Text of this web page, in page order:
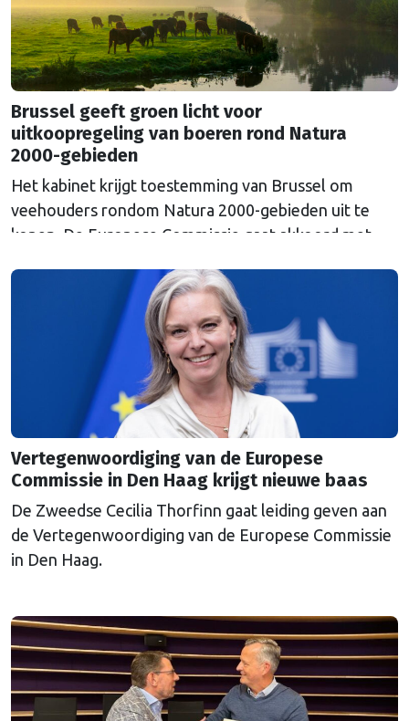
Brussel geeft groen licht voor
uitkoopregeling van boeren rond Natura
2000-gebieden
Het kabinet krijgt toestemming van Brussel om
veehouders rondom Natura 2000-gebieden uit te
kopen. De Europese Commissie gaat akkoord met
Vertegenwoordiging van de Europese
Commissie in Den Haag krijgt nieuwe baas
De Zweedse Cecilia Thorfinn gaat leiding geven aan
de Vertegenwoordiging van de Europese Commissie
in Den Haag.